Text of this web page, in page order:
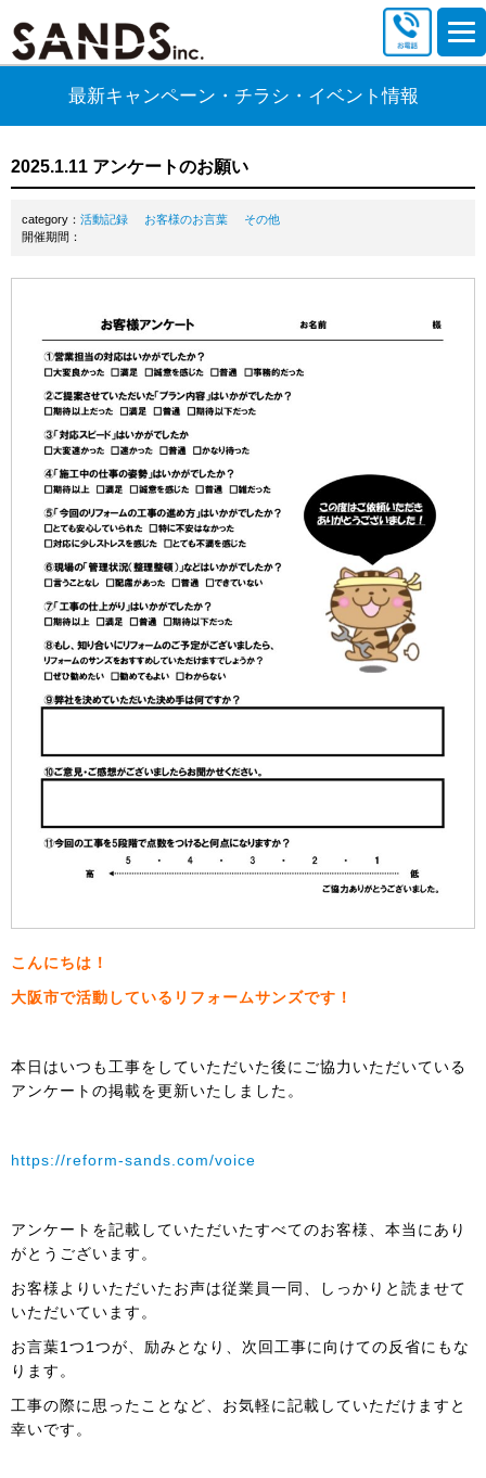
最新キャンペーン・チラシ・イベント情報
2025.1.11 アンケートのお願い
category： 活動記録 お客様のお言葉
その他
開催期間：
こんにちは！
大阪市で活動しているリフォームサンズです！
本日はいつも工事をしていただいた後にご協力いただいている
アンケートの掲載を更新いたしました。
https://reform-sands.com/voice
アンケートを記載していただいたすべてのお客様、本当にあり
がとうございます。
お客様よりいただいたお声は従業員一同、しっかりと読ませて
いただいています。
お言葉1つ1つが、励みとなり、次回工事に向けての反省にもな
ります。
工事の際に思ったことなど、お気軽に記載していただけますと
幸いです。